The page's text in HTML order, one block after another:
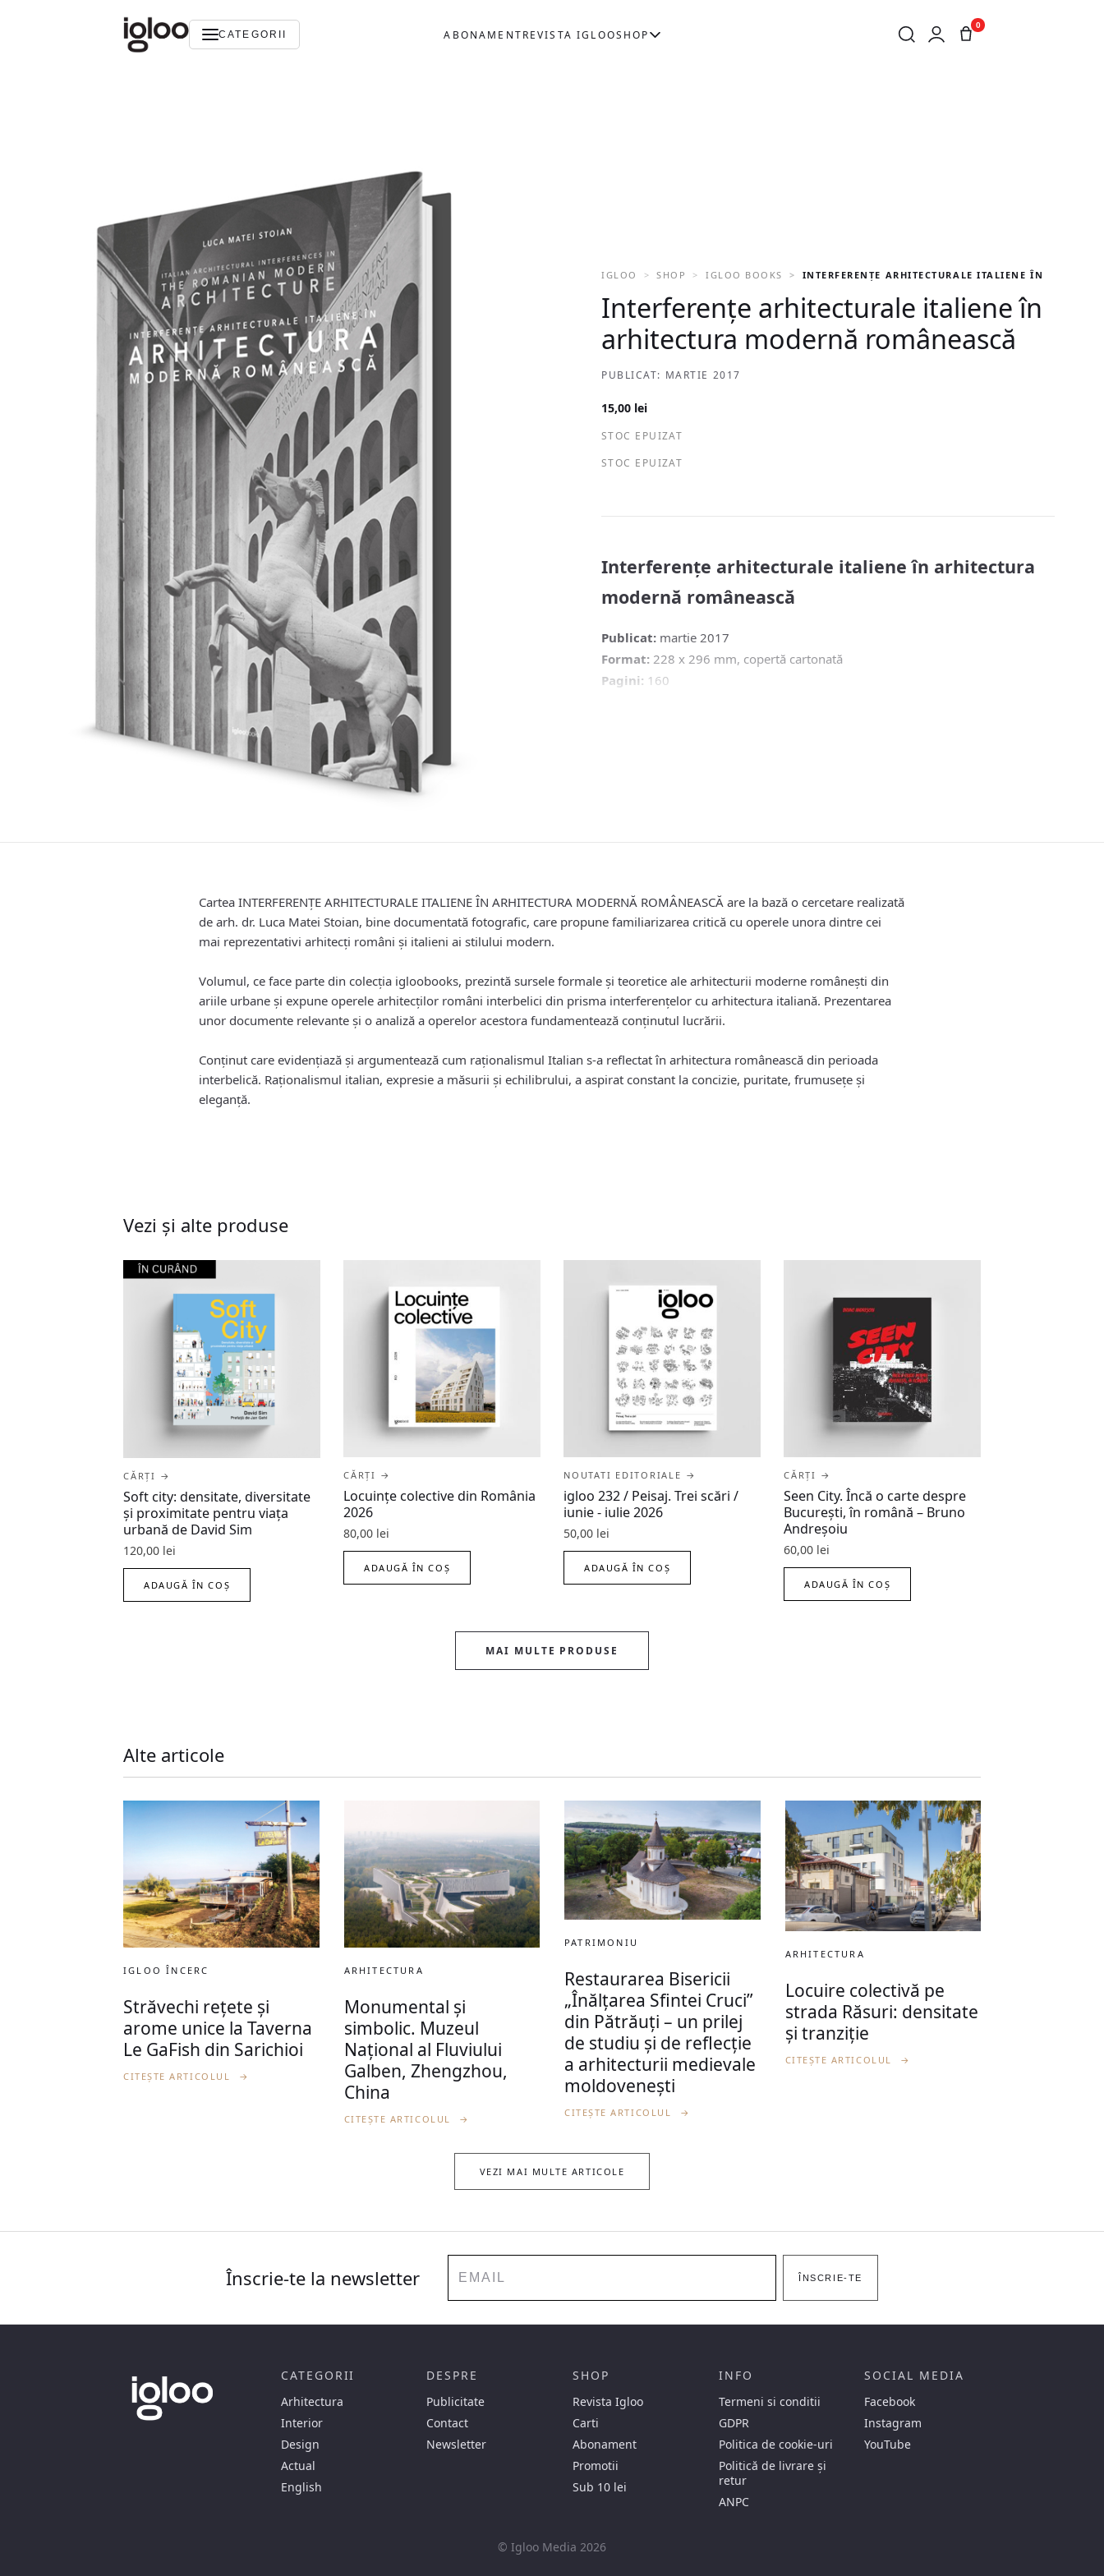
CATEGORII ABONAMENTREVISTA IGLOOSHOP
0
IGLOO SHOP IGLOO BOOKS INTERFERENȚE ARHITECTURALE ITALIENE ÎN
Interferențe arhitecturale italiene în
arhitectura modernă românească
PUBLICAT: MARTIE 2017
15,00 lei
STOC EPUIZAT
STOC EPUIZAT
Interferențe arhitecturale italiene în arhitectura
modernă românească
Publicat: martie 2017
Format: 228 x 296 mm, copertă cartonată
Pagini: 160
Cartea INTERFERENȚE ARHITECTURALE ITALIENE ÎN ARHITECTURA MODERNĂ ROMÂNEASCĂ are la bază o cercetare realizată
de arh. dr. Luca Matei Stoian, bine documentată fotografic, care propune familiarizarea critică cu operele unora dintre cei
mai reprezentativi arhitecți români și italieni ai stilului modern.
Volumul, ce face parte din colecția igloobooks, prezintă sursele formale şi teoretice ale arhitecturii moderne românești din
ariile urbane şi expune operele arhitecţilor români interbelici din prisma interferențelor cu arhitectura italiană. Prezentarea
unor documente relevante şi o analiză a operelor acestora fundamentează conținutul lucrării.
Conținut care evidenţiază şi argumentează cum raționalismul Italian s-a reflectat în arhitectura românească din perioada
interbelică. Raționalismul italian, expresie a măsurii şi echilibrului, a aspirat constant la concizie, puritate, frumuseţe şi
eleganță.
Vezi și alte produse
CĂRȚI →
Soft city: densitate, diversitate
şi proximitate pentru viaţa
urbană de David Sim
120,00 lei
ADAUGĂ ÎN COȘ
CĂRȚI →
Locuințe colective din România
2026
80,00 lei
ADAUGĂ ÎN COȘ
NOUTATI EDITORIALE →
igloo 232 / Peisaj. Trei scări /
iunie - iulie 2026
50,00 lei
ADAUGĂ ÎN COȘ
CĂRȚI →
Seen City. Încă o carte despre
București, în română – Bruno
Andreșoiu
60,00 lei
ADAUGĂ ÎN COȘ
MAI MULTE PRODUSE
Alte articole
IGLOO ÎNCERC
Străvechi rețete și
arome unice la Taverna
Le GaFish din Sarichioi
CITEȘTE ARTICOLUL →
ARHITECTURA
Monumental și
simbolic. Muzeul
Național al Fluviului
Galben, Zhengzhou,
China
CITEȘTE ARTICOLUL →
PATRIMONIU
Restaurarea Bisericii
„Înălțarea Sfintei Cruci”
din Pătrăuți – un prilej
de studiu și de reflecție
a arhitecturii medievale
moldovenești
CITEȘTE ARTICOLUL →
ARHITECTURA
Locuire colectivă pe
strada Răsuri: densitate
și tranziție
CITEȘTE ARTICOLUL →
VEZI MAI MULTE ARTICOLE
Înscrie-te la newsletter ÎNSCRIE-TE
CATEGORII
Arhitectura
Interior
Design
Actual
English
DESPRE
Publicitate
Contact
Newsletter
SHOP
Revista Igloo
Carti
Abonament
Promotii
Sub 10 lei
INFO
Termeni si conditii
GDPR
Politica de cookie-uri
Politică de livrare și
retur
ANPC
SOCIAL MEDIA
Facebook
Instagram
YouTube
© Igloo Media 2026